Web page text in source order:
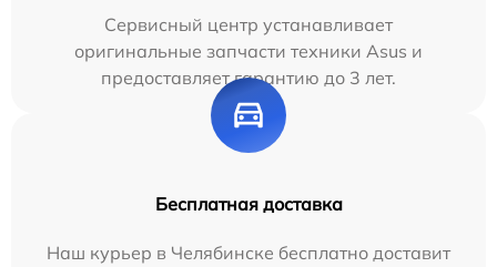
Сервисный центр устанавливает
оригинальные запчасти техники Asus и
предоставляет гарантию до 3 лет.
Бесплатная доставка
Наш курьер в Челябинске бесплатно доставит